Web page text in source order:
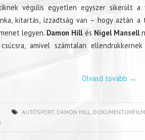
végülis egyetlen egyszer sikerült a
kitartás, izzadtság van – hogy aztán
legyen. Damon Hillés Nigel Mansell
amivel számtalan
Olvasd tovább →
AUTÓSPORT, DAMON HILL DOKUMENTUMFILM